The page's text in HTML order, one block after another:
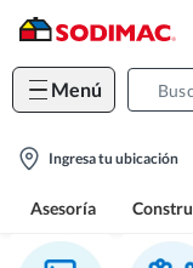
Menú
location-
Ingresa tu ubicación
Asesoría